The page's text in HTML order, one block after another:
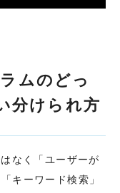
ムのどっ
分けられ方
なく「ユーザーが
キーワード検索」